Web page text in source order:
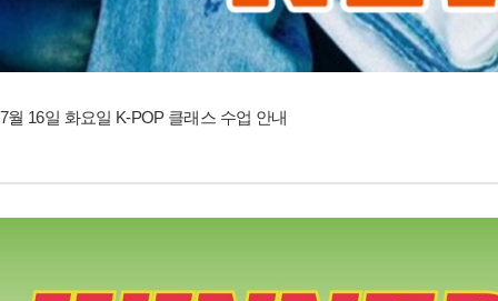
7월 16일 화요일 K-POP 클래스 수업 안내